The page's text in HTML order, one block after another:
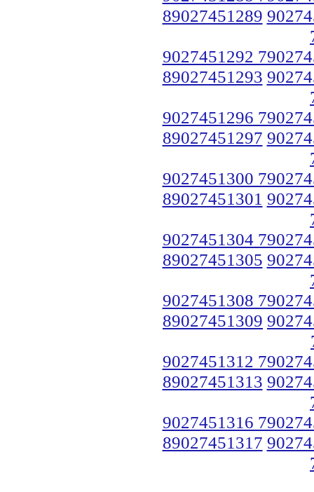
89027451289
9027451292
89027451293
9027451296
89027451297
9027451300
89027451301
9027451304
89027451305
9027451308
89027451309
9027451312
89027451313
9027451316
89027451317